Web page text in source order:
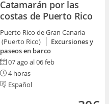
Catamarán por las
costas de Puerto Rico
Puerto Rico de Gran Canaria
(Puerto Rico)
Excursiones y
paseos en barco
07 ago al 06 feb
4 horas
Español